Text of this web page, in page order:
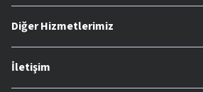
Diğer Hizmetlerimiz
İletişim